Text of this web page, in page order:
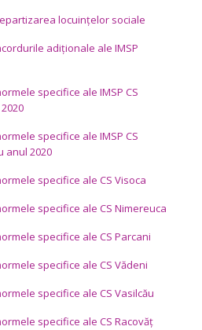
locuințelor sociale
adiționale ale IMSP
specifice ale IMSP CS
specifice ale IMSP CS
anul 2020
specifice ale CS Visoca
specifice ale CS Nimereuca
specifice ale CS Parcani
specifice ale CS Vădeni
specifice ale CS Vasilcău
specifice ale CS Racovăț